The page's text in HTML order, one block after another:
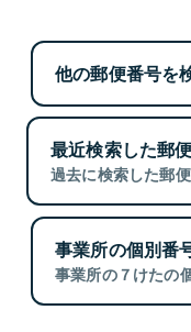
他の郵便番号を
最近検索した郵
過去に検索した郵
事業所の個別番
事業所の７けたの